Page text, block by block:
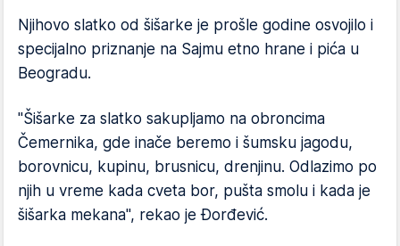
Njihovo slatko od šišarke je prošle godine osvojilo i
specijalno priznanje na Sajmu etno hrane i pića u
Beogradu.
"Šišarke za slatko sakupljamo na obroncima
Čemernika, gde inače beremo i šumsku jagodu,
borovnicu, kupinu, brusnicu, drenjinu. Odlazimo po
njih u vreme kada cveta bor, pušta smolu i kada je
šišarka mekana", rekao je Đorđević.